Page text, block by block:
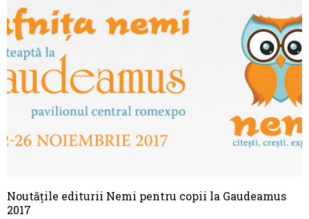
Noutățile editurii Nemi pentru copii la Gaudeamus
2017